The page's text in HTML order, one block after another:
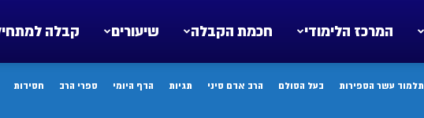
קבלה שיעורים חכמת הקבלה המרכז הלימודי
תלמוד עשר הספירות בעל הסולם הרב אדם סיני תגיות הדף היומי ספרי הרב חסידות